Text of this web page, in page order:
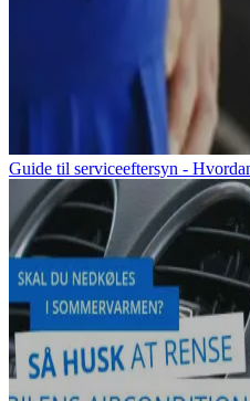
Guide til serviceeftersyn -